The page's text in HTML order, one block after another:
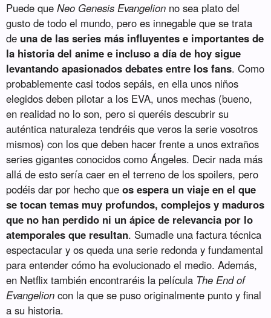
Puede queNeo Genesis Evangelion no sea plato del
gusto de todo el mundo, pero es innegable que se trata
de una de las series más influyentes e importantes de
la historia del anime e incluso a día de hoy sigue
levantando apasionados debates entre los fans. Como
probablemente casi todos sepáis, en ella unos niños
elegidos deben pilotar a los EVA, unos mechas (bueno,
en realidad no lo son, pero si queréis descubrir su
auténtica naturaleza tendréis que veros la serie vosotros
mismos) con los que deben hacer frente a unos extraños
series gigantes conocidos como Ángeles. Decir nada más
allá de esto sería caer en el terreno de los spoilers, pero
podéis dar por hecho queos espera un viaje en el que
se tocan temas muy profundos, complejos y maduros
que no han perdido ni un ápice de relevancia por lo
atemporales que resultan. Sumadle una factura técnica
espectacular y os queda una serie redonda y fundamental
para entender cómo ha evolucionado el medio. Además,
en Netflix también encontraréis la película The End of
Evangelion con la que se puso originalmente punto y final
a su historia.